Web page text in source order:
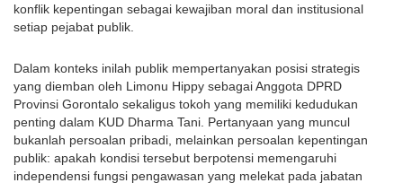
konflik kepentingan sebagai kewajiban moral dan institusional
setiap pejabat publik.
Dalam konteks inilah publik mempertanyakan posisi strategis
yang diemban oleh Limonu Hippy sebagai Anggota DPRD
Provinsi Gorontalo sekaligus tokoh yang memiliki kedudukan
penting dalam KUD Dharma Tani. Pertanyaan yang muncul
bukanlah persoalan pribadi, melainkan persoalan kepentingan
publik: apakah kondisi tersebut berpotensi memengaruhi
independensi fungsi pengawasan yang melekat pada jabatan